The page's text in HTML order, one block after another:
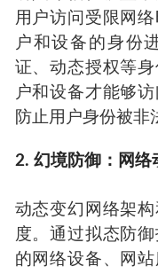
用户访问受限网
户和设备的身份
证、动态授权等
户和设备才能够
防止用户身份被非
2. 幻境防御：网络
动态变幻网络架
度。通过拟态防
的网络设备、网